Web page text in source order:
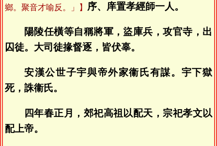
鄉。聚音才喻反。」】
序、庠置孝經師一人。
陽陵任橫等自稱將軍，盜庫兵，攻官寺，出
囚徒。大司徒掾督逐，皆伏辜。
安漢公世子宇與帝外家衞氏有謀。宇下獄
死，誅衞氏。
四年春正月，郊祀高祖以配天，宗祀孝文以
配上帝。